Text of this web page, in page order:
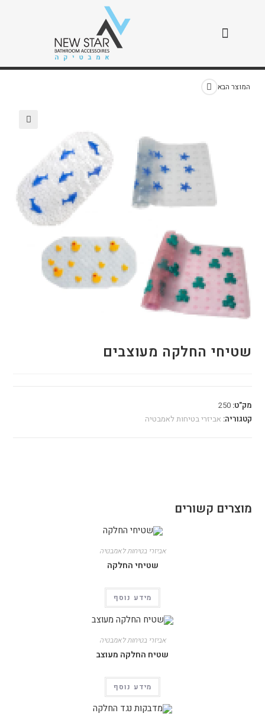
שטיחי החלקה מעוצבים
המוצר הבא
שטיחי החלקה מעוצבים
מק"ט:250
קטגוריה: אביזרי בטיחות לאמבטיה
מוצרים קשורים
אביזרי בטיחות לאמבטיה
שטיחי החלקה
מידע נוסף
אביזרי בטיחות לאמבטיה
שטיח החלקה מעוצב
מידע נוסף